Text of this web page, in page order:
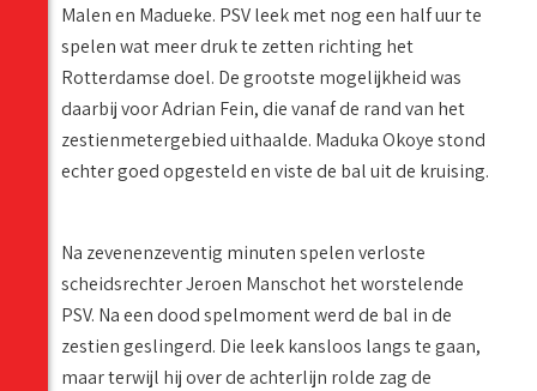
Malen en Madueke. PSV leek met nog een half uur te
spelen wat meer druk te zetten richting het
Rotterdamse doel. De grootste mogelijkheid was
daarbij voor Adrian Fein, die vanaf de rand van het
zestienmetergebied uithaalde. Maduka Okoye stond
echter goed opgesteld en viste de bal uit de kruising.
Na zevenenzeventig minuten spelen verloste
scheidsrechter Jeroen Manschot het worstelende
PSV. Na een dood spelmoment werd de bal in de
zestien geslingerd. Die leek kansloos langs te gaan,
maar terwijl hij over de achterlijn rolde zag de